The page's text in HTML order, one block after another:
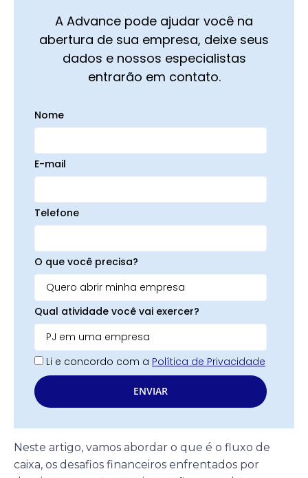
A Advance pode ajudar você na
abertura de sua empresa, deixe seus
dados e nossos especialistas
entrarão em contato.
Nome
E-mail
Telefone
O que você precisa?
Qual atividade você vai exercer?
Li e concordo com a Política de Privacidade
ENVIAR
Neste artigo, vamos abordar o que é o fluxo de
caixa, os desafios financeiros enfrentados por